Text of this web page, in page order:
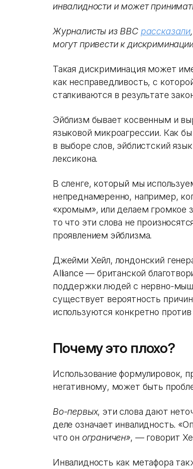
инвалидности и может
Журналисты из BBC рассказали
могут привести к
Такая дискриминация может
как несправедливость, с
сталкиваются в результате
Эйблизм бывает косвенным и
языковой микроагрессии. Как
в выборе слов, эйблистский
лексикона.
В сленге, который мы
непреднамеренно, например,
«хромым», или делаем громкое
то что эти слова не
проявлением эйблизма.
Джейми Хейл, лондонский
Alliance — британской
поддержки людей с нервно-
существует вероятность
используются конкретно
Почему это плохо?
Использование формулировок,
негативному, может быть
Во-первых, эти слова дают
деле означает инвалидность.
что он ограничен», — говорит
Инвалидность как метафора